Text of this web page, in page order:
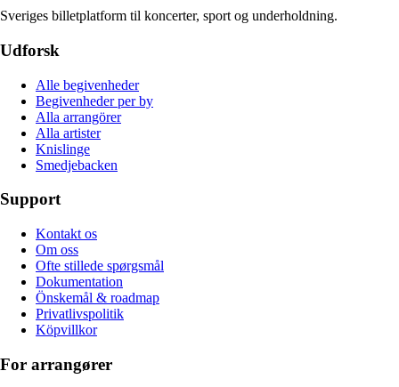
Sveriges billetplatform til koncerter, sport og underholdning.
Udforsk
Alle begivenheder
Begivenheder per by
Alla arrangörer
Alla artister
Knislinge
Smedjebacken
Support
Kontakt os
Om oss
Ofte stillede spørgsmål
Dokumentation
Önskemål & roadmap
Privatlivspolitik
Köpvillkor
For arrangører